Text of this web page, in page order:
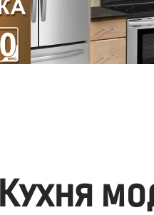
Кухня